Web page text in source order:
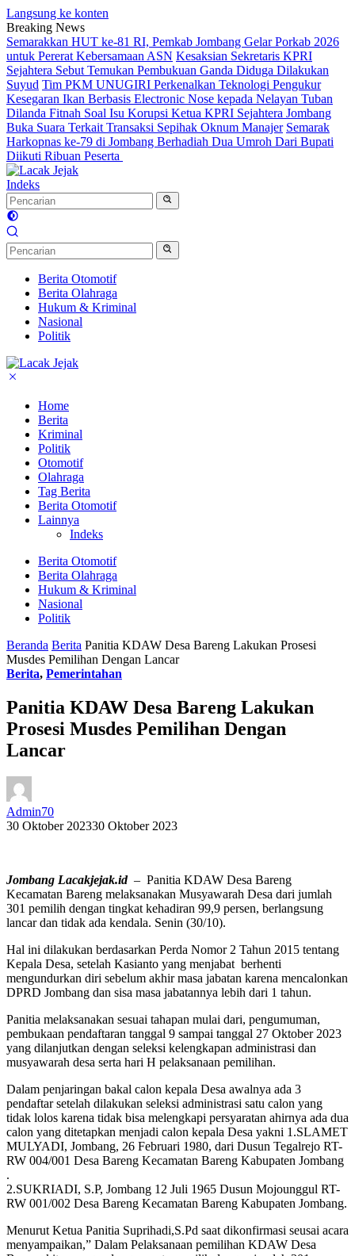
Langsung ke konten
Breaking News
Semarakkan HUT ke-81 RI, Pemkab Jombang Gelar Porkab 2026
untuk Pererat Kebersamaan ASN Kesaksian Sekretaris KPRI
Sejahtera Sebut Temukan Pembukuan Ganda Diduga Dilakukan
Suyud Tim PKM UNUGIRI Perkenalkan Teknologi Pengukur
Kesegaran Ikan Berbasis Electronic Nose kepada Nelayan Tuban
Dilanda Fitnah Soal Isu Korupsi Ketua KPRI Sejahtera Jombang
Buka Suara Terkait Transaksi Sepihak Oknum Manajer Semarak
Harkopnas ke-79 di Jombang Berhadiah Dua Umroh Dari Bupati
Diikuti Ribuan Peserta
Indeks
Berita Otomotif
Berita Olahraga
Hukum & Kriminal
Nasional
Politik
Home
Berita
Kriminal
Politik
Otomotif
Olahraga
Tag Berita
Berita Otomotif
Lainnya
Indeks
Berita Otomotif
Berita Olahraga
Hukum & Kriminal
Nasional
Politik
Beranda Berita Panitia KDAW Desa Bareng Lakukan Prosesi
Musdes Pemilihan Dengan Lancar
Berita, Pemerintahan
Panitia KDAW Desa Bareng Lakukan
Prosesi Musdes Pemilihan Dengan
Lancar
Admin70
30 Oktober 202330 Oktober 2023
Jombang Lacakjejak.id– Panitia KDAW Desa Bareng
Kecamatan Bareng melaksanakan Musyawarah Desa dari jumlah
301 pemilih dengan tingkat kehadiran 99,9 persen, berlangsung
lancar dan tidak ada kendala. Senin (30/10).
Hal ini dilakukan berdasarkan Perda Nomor 2 Tahun 2015 tentang
Kepala Desa, setelah Kasianto yang menjabat berhenti
mengundurkan diri sebelum akhir masa jabatan karena mencalonkan
DPRD Jombang dan sisa masa jabatannya lebih dari 1 tahun.
Panitia melaksanakan sesuai tahapan mulai dari, pengumuman,
pembukaan pendaftaran tanggal 9 sampai tanggal 27 Oktober 2023
yang dilanjutkan dengan seleksi kelengkapan administrasi dan
musyawarah desa serta hari H pelaksanaan pemilihan.
Dalam penjaringan bakal calon kepala Desa awalnya ada 3
pendaftar setelah dilakukan seleksi administrasi satu calon yang
tidak lolos karena tidak bisa melengkapi persyaratan ahirnya ada dua
calon yang ditetapkan menjadi calon kepala Desa yakni 1.SLAMET
MULYADI, Jombang, 26 Februari 1980, dari Dusun Tegalrejo RT-
RW 004/001 Desa Bareng Kecamatan Bareng Kabupaten Jombang
.
2.SUKRIADI, S.P, Jombang 12 Juli 1965 Dusun Mojounggul RT-
RW 001/002 Desa Bareng Kecamatan Bareng Kabupaten Jombang.
Menurut Ketua Panitia Suprihadi,S.Pd saat dikonfirmasi seusai acara
menyampaikan,” Dalam Pelaksanaan pemilihan KDAW Desa